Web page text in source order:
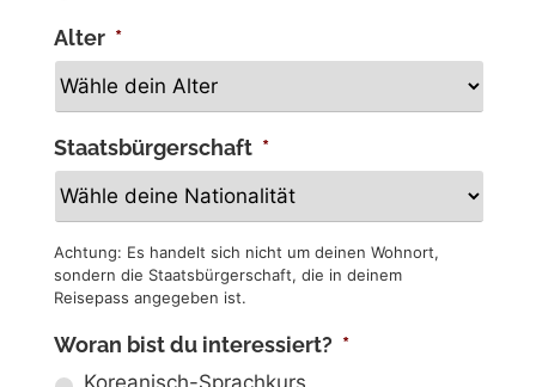
Alter *
Staatsbürgerschaft *
Achtung: Es handelt sich nicht um deinen Wohnort,
sondern die Staatsbürgerschaft, die in deinem
Reisepass angegeben ist.
Woran bist du interessiert? *
Koreanisch-Sprachkurs